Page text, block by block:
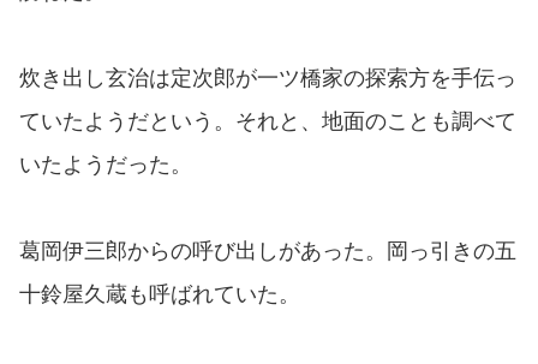
炊き出し玄治は定次郎が一ツ橋家の探索方を手伝っ
ていたようだという。それと、地面のことも調べて
いたようだった。
葛岡伊三郎からの呼び出しがあった。岡っ引きの五
十鈴屋久蔵も呼ばれていた。